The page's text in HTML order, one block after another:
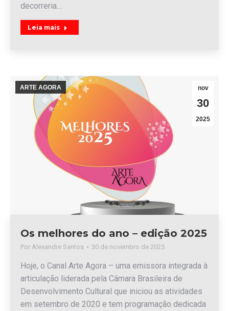
decorreria…
Leia mais
nov
30
2025
ARTE AGORA
Os melhores do ano – edição 2025
Por Alexandre Santos 30 de novembro de 2025
Hoje, o Canal Arte Agora – uma emissora integrada à
articulação liderada pela Câmara Brasileira de
Desenvolvimento Cultural que iniciou as atividades
em setembro de 2020 e tem programação dedicada